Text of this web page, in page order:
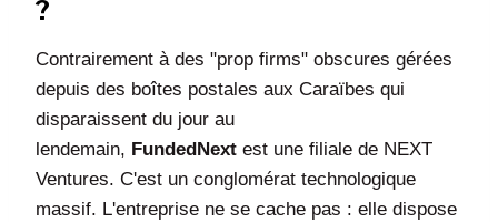
?
Contrairement à des "prop firms" obscures gérées
depuis des boîtes postales aux Caraïbes qui
disparaissent du jour au
lendemain, FundedNext est une filiale de NEXT
Ventures. C'est un conglomérat technologique
massif. L'entreprise ne se cache pas : elle dispose